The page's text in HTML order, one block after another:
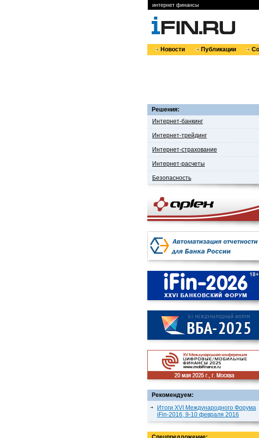
интернет финансы
Новости Публикации
Решения:
Интернет-банкинг
Интернет-трейдинг
Интернет-страхование
Интернет-расчеты
Безопасность
Рекомендуем:
Итоги XVI Международного Форума
iFin-2016, 9-10 февраля 2016